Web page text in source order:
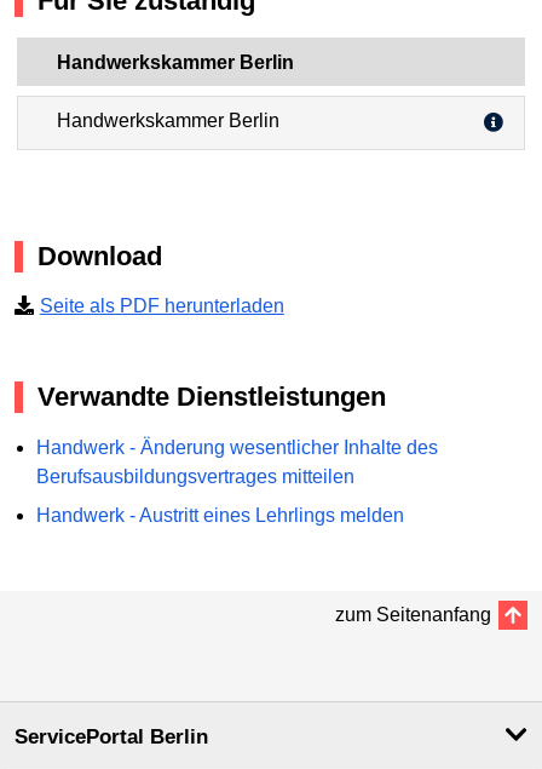
Handwerkskammer Berlin
Handwerkskammer Berlin
Download
Seite als PDF herunterladen
Verwandte Dienstleistungen
Handwerk - Änderung wesentlicher Inhalte des
Berufsausbildungsvertrages mitteilen
Handwerk - Austritt eines Lehrlings melden
zum Seitenanfang
ServicePortal Berlin